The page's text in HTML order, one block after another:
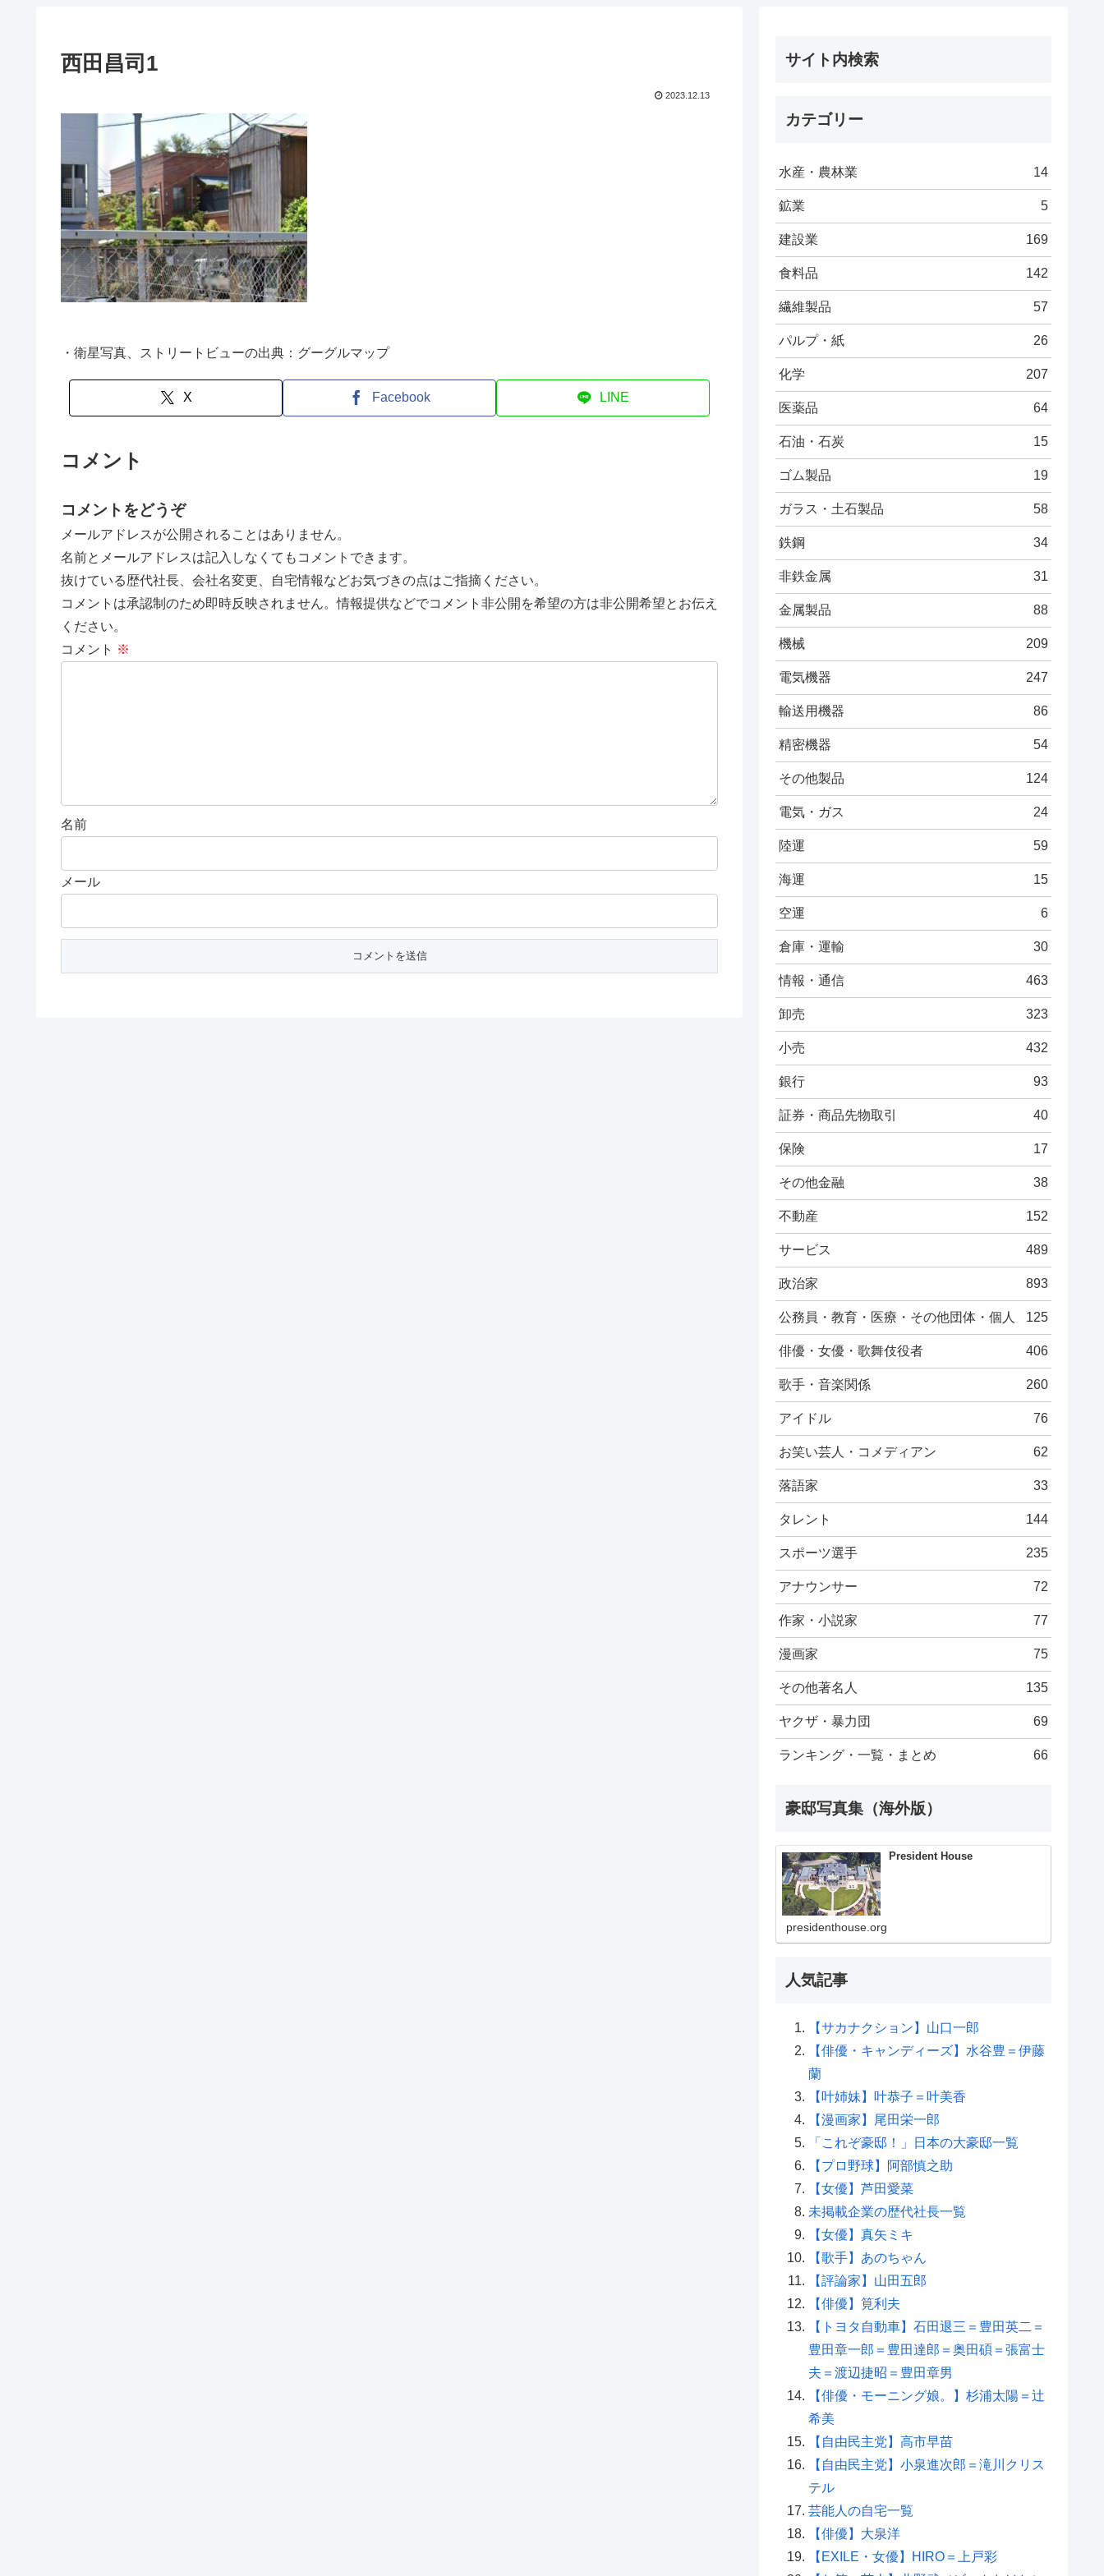
西田昌司1
2023.12.13
・衛星写真、ストリートビューの出典：グーグルマップ
X Facebook LINE
コメント
コメントをどうぞ
メールアドレスが公開されることはありません。
名前とメールアドレスは記入しなくてもコメントできます。
抜けている歴代社長、会社名変更、自宅情報などお気づきの点はご指摘ください。
コメントは承認制のため即時反映されません。情報提供などでコメント非公開を希望の方は非公開希望とお伝え
ください。
コメント ※
名前
メール
サイト内検索
カテゴリー
水産・農林業 14
鉱業 5
建設業 169
食料品 142
繊維製品 57
パルプ・紙 26
化学 207
医薬品 64
石油・石炭 15
ゴム製品 19
ガラス・土石製品 58
鉄鋼 34
非鉄金属 31
金属製品 88
機械 209
電気機器 247
輸送用機器 86
精密機器 54
その他製品 124
電気・ガス 24
陸運 59
海運 15
空運 6
倉庫・運輸 30
情報・通信 463
卸売 323
小売 432
銀行 93
証券・商品先物取引 40
保険 17
その他金融 38
不動産 152
サービス 489
政治家 893
公務員・教育・医療・その他団体・個人 125
俳優・女優・歌舞伎役者 406
歌手・音楽関係 260
アイドル 76
お笑い芸人・コメディアン 62
落語家 33
タレント 144
スポーツ選手 235
アナウンサー 72
作家・小説家 77
漫画家 75
その他著名人 135
ヤクザ・暴力団 69
ランキング・一覧・まとめ 66
豪邸写真集（海外版）
President House
presidenthouse.org
人気記事
【サカナクション】山口一郎
【俳優・キャンディーズ】水谷豊＝伊藤
蘭
【叶姉妹】叶恭子＝叶美香
【漫画家】尾田栄一郎
「これぞ豪邸！」日本の大豪邸一覧
【プロ野球】阿部慎之助
【女優】芦田愛菜
未掲載企業の歴代社長一覧
【女優】真矢ミキ
【歌手】あのちゃん
【評論家】山田五郎
【俳優】筧利夫
【トヨタ自動車】石田退三＝豊田英二＝
豊田章一郎＝豊田達郎＝奥田碩＝張富士
夫＝渡辺捷昭＝豊田章男
【俳優・モーニング娘。】杉浦太陽＝辻
希美
【自由民主党】高市早苗
【自由民主党】小泉進次郎＝滝川クリス
テル
芸能人の自宅一覧
【俳優】大泉洋
【EXILE・女優】HIRO＝上戸彩